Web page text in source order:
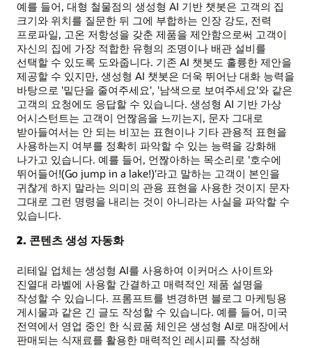
예를 들어, 대형 철물점의 생성형 AI 기반 챗봇은 고객의 집
크기와 위치를 질문한 뒤 그에 부합하는 인장 강도, 전력
프로파일, 고온 저항성을 갖춘 제품을 제안함으로써 고객이
자신의 집에 가장 적합한 유형의 조명이나 배관 설비를
선택할 수 있도록 도와줍니다. 기존 AI 챗봇도 훌륭한 제안을
제공할 수 있지만, 생성형 AI 챗봇은 더욱 뛰어난 대화 능력을
바탕으로 '밑단을 줄여주세요', '남색으로 보여주세요'와 같은
고객의 요청에도 응답할 수 있습니다. 생성형 AI 기반 가상
어시스턴트는 고객이 언짢음을 느끼는지, 문자 그대로
받아들여서는 안 되는 비꼬는 표현이나 기타 관용적 표현을
사용하는지 여부를 정확히 파악할 수 있는 능력을 강화해
나가고 있습니다. 예를 들어, 언짢아하는 목소리로 '호수에
뛰어들어!(Go jump in a lake!)'라고 말하는 고객이 본인을
귀찮게 하지 말라는 의미의 관용 표현을 사용한 것이지 문자
그대로 그런 명령을 내리는 것이 아니라는 사실을 파악할 수
있습니다.
2. 콘텐츠 생성 자동화
리테일 업체는 생성형 AI를 사용하여 이커머스 사이트와
진열대 라벨에 사용할 간결하고 매력적인 제품 설명을
작성할 수 있습니다. 프롬프트를 변경하면 블로그 마케팅용
게시물과 같은 긴 글도 작성할 수 있습니다. 예를 들어, 미국
전역에서 영업 중인 한 식료품 체인은 생성형 AI로 매장에서
판매되는 식재료를 활용한 매력적인 레시피를 작성해